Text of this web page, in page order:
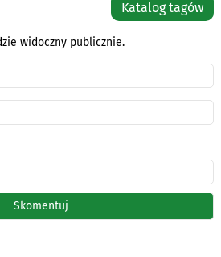
Katalog tagów
widoczny publicznie.